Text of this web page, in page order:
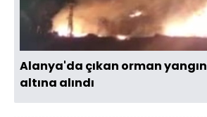
Oynat
Alanya'da çıkan orman
altına alındı